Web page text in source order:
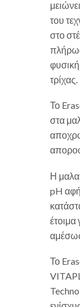
του
στο
τρίχας.
Το
στα
Η
pH
Το